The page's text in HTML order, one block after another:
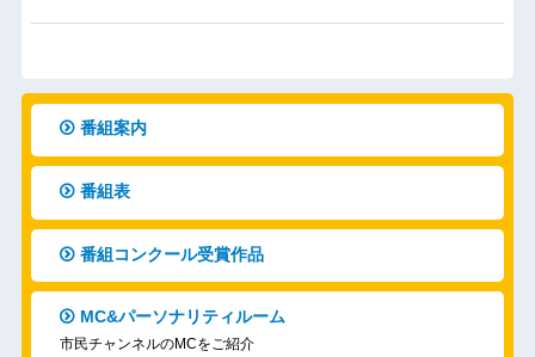
番組案内
番組表
番組コンクール受賞作品
MC&パーソナリティルーム
市民チャンネルのMCをご紹介